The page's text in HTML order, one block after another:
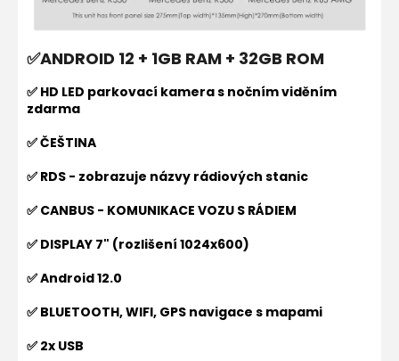
✅ANDROID 12 + 1GB RAM + 32GB ROM
✅ HD LED parkovací kamera s nočním viděním
zdarma
✅ ČEŠTINA
✅ RDS - zobrazuje názvy rádiových stanic
✅ CANBUS - KOMUNIKACE VOZU S RÁDIEM
✅ DISPLAY 7" (rozlišení 1024x600)
✅ Android 12.0
✅ BLUETOOTH, WIFI, GPS navigace s mapami
✅ 2x USB